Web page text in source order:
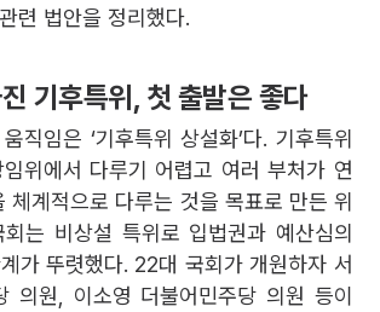
련 법안을 정리했다.
기후특위, 첫 출발은 좋다
직임은 ‘기후특위 상설화’다. 기후특위
위에서 다루기 어렵고 여러 부처가 연
체계적으로 다루는 것을 목표로 만든 위
는 비상설 특위로 입법권과 예산심의
가 뚜렷했다. 22대 국회가 개원하자 서
의원, 이소영 더불어민주당 의원 등이